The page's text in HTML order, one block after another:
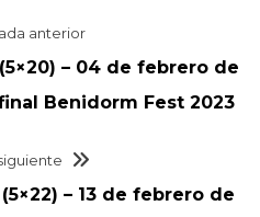
anterior
– 04 de febrero de
Benidorm Fest 2023
– 13 de febrero de